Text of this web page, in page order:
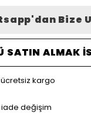
Bize
SATIN ALMAK
ücretsiz kargo
iade değişim